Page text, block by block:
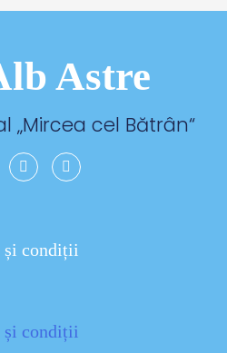
Astre
„Mircea cel Bătrân“
și condiții
și condiții